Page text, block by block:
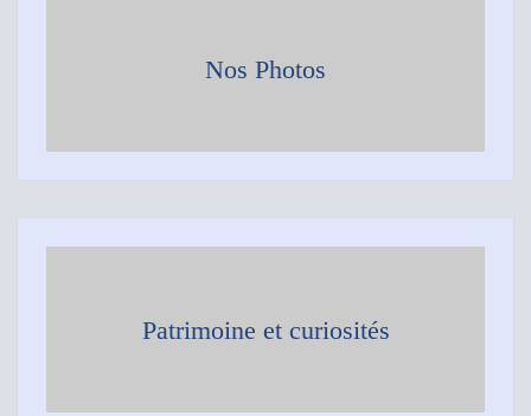
Nos Photos
Patrimoine et curiosités